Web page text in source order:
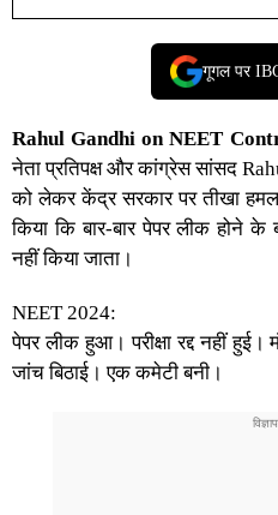
गूगल पर
Rahul Gandhi on NEET
नेता प्रतिपक्ष और कांग्रेस सांसद
को लेकर केंद्र सरकार पर तीखा
किया कि बार-बार पेपर लीक होने के
नहीं किया जाता।
NEET 2024:
पेपर लीक हुआ। परीक्षा रद्द नहीं
जांच बिठाई। एक कमेटी बनी।